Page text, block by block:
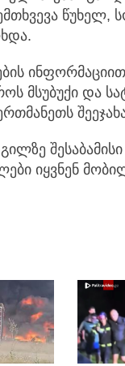
წუხელ,
მსუბუქი და
შესაბამისი
იყვნენ